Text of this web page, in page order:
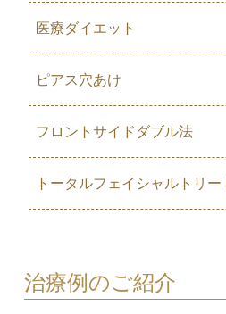
医療ダイエット
ピアス穴あけ
フロントサイドダブル法
トータルフェイシャルトリー
治療例のご紹介